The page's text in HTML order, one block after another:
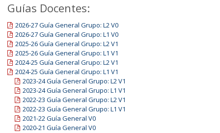
Guías Docentes:
2026-27 Guía General Grupo: L2 V0
2026-27 Guía General Grupo: L1 V0
2025-26 Guía General Grupo: L2 V1
2025-26 Guía General Grupo: L1 V1
2024-25 Guía General Grupo: L2 V1
2024-25 Guía General Grupo: L1 V1
2023-24 Guía General Grupo: L2 V1
2023-24 Guía General Grupo: L1 V1
2022-23 Guía General Grupo: L2 V1
2022-23 Guía General Grupo: L1 V1
2021-22 Guía General V0
2020-21 Guía General V0